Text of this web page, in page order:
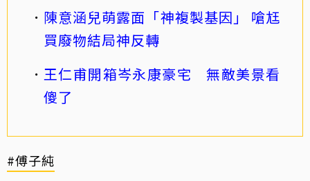
陳意涵兒萌露面「神複製基因」 嗆尪
買廢物結局神反轉
王仁甫開箱岑永康豪宅 無敵美景看
傻了
#傅子純